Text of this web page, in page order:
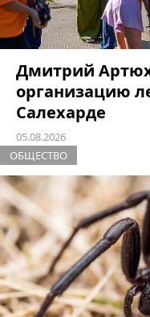
Дмитрий
организацию
Салехарде
05.08.2026
ОБЩЕСТВО